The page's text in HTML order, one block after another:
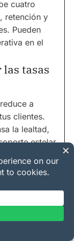
cuatro
retención y
Pueden
en el
las tasas
a
clientes.
la lealtad,
estelar
la
y los